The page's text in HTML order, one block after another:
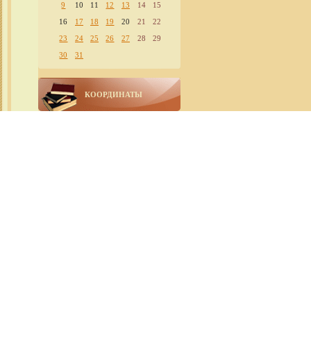
9
10 11 12 13 14
15
16
17 18 19 20 21
22
23
24 25 26 27 28
29
30
31
КООРДИНАТЫ